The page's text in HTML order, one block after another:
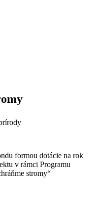
formou dotácie na rok
v rámci Programu
stromy“